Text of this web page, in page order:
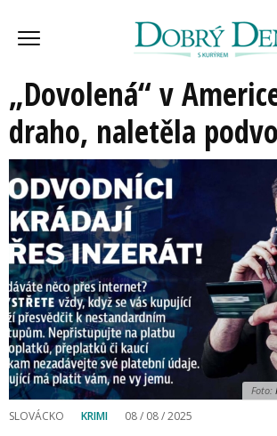
„Dovolená“ v
draho, naletěla
Foto:
SLOVÁCKO KRIMI 08 / 08 / 2025